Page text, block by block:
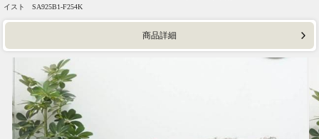
イスト SA925B1-F254K
商品詳細